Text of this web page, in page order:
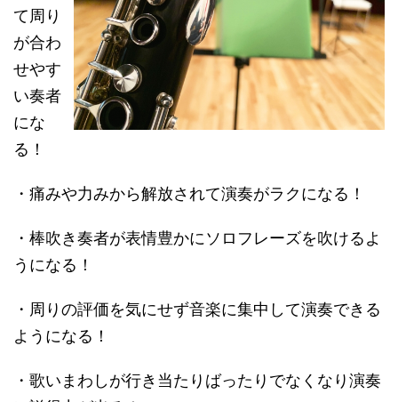
て周り
が合わ
せやす
い奏者
にな
る！
・痛みや力みから解放されて演奏がラクになる！
・棒吹き奏者が表情豊かにソロフレーズを吹けるよ
うになる！
・周りの評価を気にせず音楽に集中して演奏できる
ようになる！
・歌いまわしが行き当たりばったりでなくなり演奏